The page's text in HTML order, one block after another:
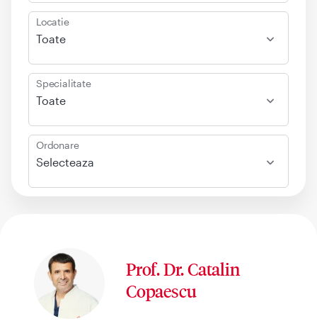
Locatie
Toate
Specialitate
Toate
Ordonare
Selecteaza
Prof. Dr. Catalin
Copaescu